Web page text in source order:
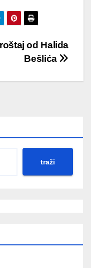
od Halida
Bešlića
traži